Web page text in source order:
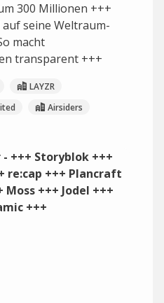
300 Millionen +++
seine Weltraum-
macht
transparent +++
LAYZR
Airsiders